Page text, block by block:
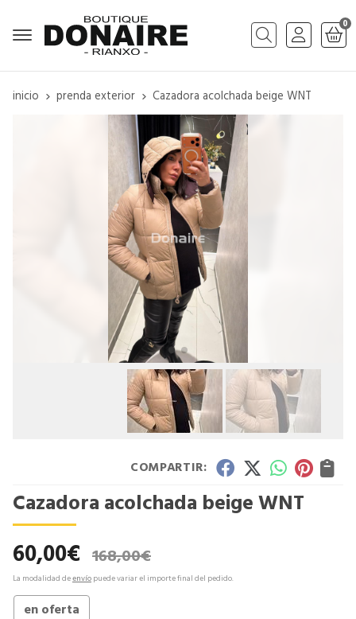
Buscar
0
inicio prenda exterior Cazadora acolchada beige WNT
COMPARTIR:
Cazadora acolchada beige WNT
60,00€ 168,00€
La modalidad deenvío puede variar el importe final del pedido.
en oferta